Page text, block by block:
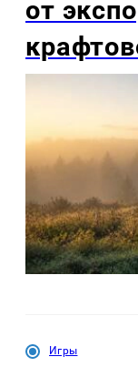
от
Игры